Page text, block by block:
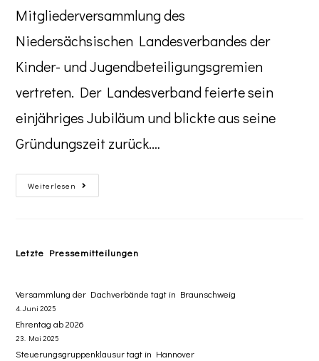
Mitgliederversammlung des
Niedersächsischen Landesverbandes der
Kinder- und Jugendbeteiligungsgremien
vertreten. Der Landesverband feierte sein
einjähriges Jubiläum und blickte aus seine
Gründungszeit zurück.…
Weiterlesen
Letzte Pressemitteilungen
Versammlung der Dachverbände tagt in Braunschweig
4. Juni 2025
Ehrentag ab 2026
23. Mai 2025
Steuerungsgruppenklausur tagt in Hannover